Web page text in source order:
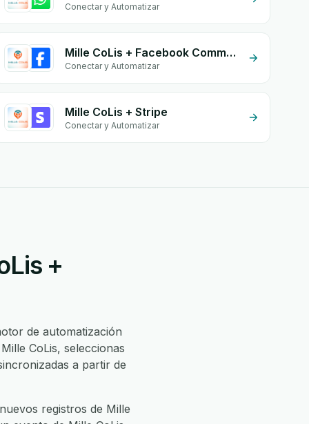
Conectar y Automatizar
Mille CoLis + Facebook Comments
Conectar y Automatizar
Mille CoLis + Stripe
Conectar y Automatizar
+
de automatización
CoLis, seleccionas
a partir de
registros de Mille